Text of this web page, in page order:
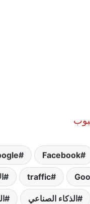
Facebook
traffic
الذكاء الصناعي